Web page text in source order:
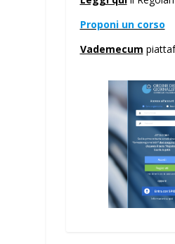
Proponi un corso
Vademecum